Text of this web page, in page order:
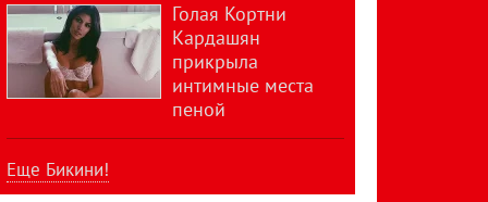
Голая Кортни
Кардашян
прикрыла
интимные места
пеной
Еще Бикини!